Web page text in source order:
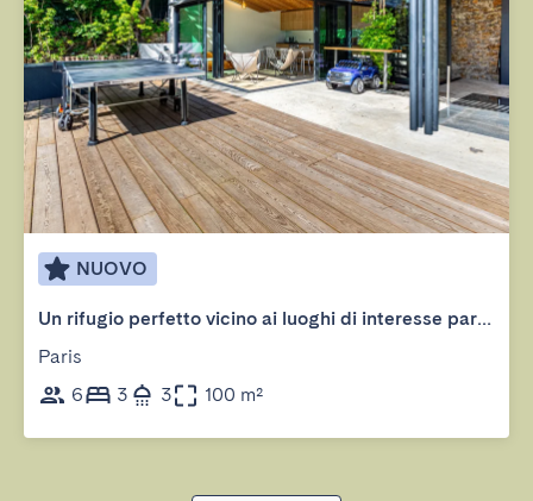
NUOVO
Un rifugio perfetto vicino ai luoghi di interesse parigini
Paris
6
3 3 100 m²